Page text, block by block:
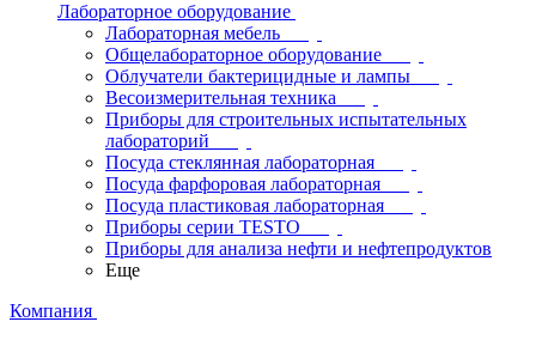
Лабораторное оборудование
Лабораторная мебель
Общелабораторное оборудование
Облучатели бактерицидные и лампы
Весоизмерительная техника
Приборы для строительных испытательных
лабораторий
Посуда стеклянная лабораторная
Посуда фарфоровая лабораторная
Посуда пластиковая лабораторная
Приборы серии TESTO
Приборы для анализа нефти и нефтепродуктов
Еще
Компания